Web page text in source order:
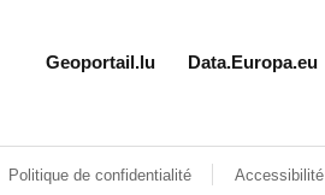
Geoportail.lu Data.Europa.eu
Politique de confidentialité Accessibilité